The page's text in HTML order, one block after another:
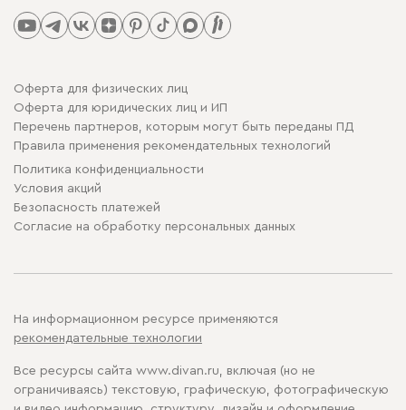
Оферта для физических лиц
Оферта для юридических лиц и ИП
Перечень партнеров, которым могут быть переданы ПД
Правила применения рекомендательных технологий
Политика конфиденциальности
Условия акций
Безопасность платежей
Cогласие на обработку персональных данных
На информационном ресурсе применяются
рекомендательные технологии
Все ресурсы сайта www.divan.ru, включая (но не
ограничиваясь) текстовую, графическую, фотографическую